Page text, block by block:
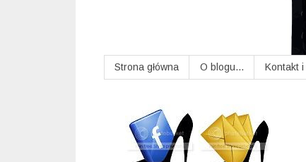
Strona główna O blogu... Kontakt i